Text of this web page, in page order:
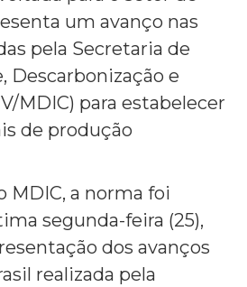
um avanço nas
pela Secretaria de
Descarbonização e
MDIC) para estabelecer
de produção
MDIC, a norma foi
segunda-feira (25),
dos avanços
realizada pela